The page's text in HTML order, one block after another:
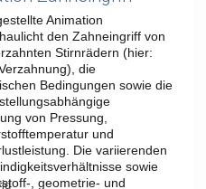
Animation
den Zahneingriff von
Stirnrädern (hier:
die
Bedingungen sowie die
von Pressung,
und
Die variierenden
sowie
, geometrie- und